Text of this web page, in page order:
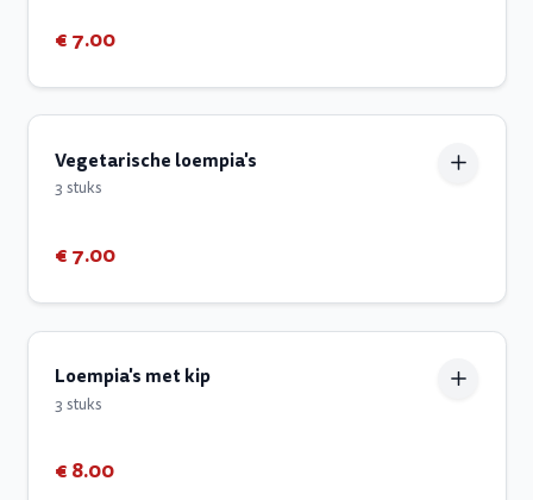
€ 7.00
Vegetarische loempia's
3 stuks
€ 7.00
Loempia's met kip
3 stuks
€ 8.00